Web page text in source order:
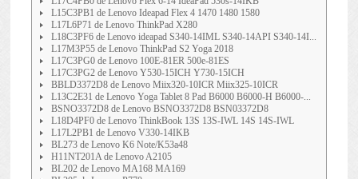
L15C3PB1 de Lenovo Ideapad Flex 4 1470 1480 1580
L17L6P71 de Lenovo ThinkPad X280
L18C3PF6 de Lenovo ideapad S340-14IML S340-14API S340-14I...
L17M3P55 de Lenovo ThinkPad S2 Yoga 2018
L17C3PG0 de Lenovo 100E-81ER 500e-81ES
L17C3PG2 de Lenovo Y530-15ICH Y730-15ICH
BBLD3372D8 de Lenovo Miix320-10ICR Miix325-10ICR
L13C2E31 de Lenovo Yoga Tablet 8 Pad B6000 B6000-H B6000-...
BSNO3372D8 de Lenovo BSNO3372D8 BSN03372D8
L18D4PF0 de Lenovo ThinkBook 13S 13S-IWL 14S 14S-IWL
L17L2PB1 de Lenovo V330-14IKB
BL273 de Lenovo K6 Note/K53a48
H11NT201A de Lenovo A2105
BL202 de Lenovo MA168 MA169